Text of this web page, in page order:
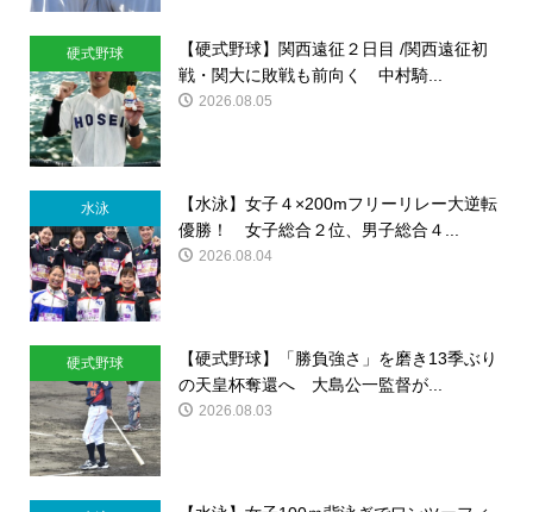
硬式野球
【硬式野球】関西遠征２日目 /関西遠征初
戦・関大に敗戦も前向く 中村騎...
2026.08.05
水泳
【水泳】女子４×200mフリーリレー大逆転
優勝！ 女子総合２位、男子総合４...
2026.08.04
硬式野球
【硬式野球】「勝負強さ」を磨き13季ぶり
の天皇杯奪還へ 大島公一監督が...
2026.08.03